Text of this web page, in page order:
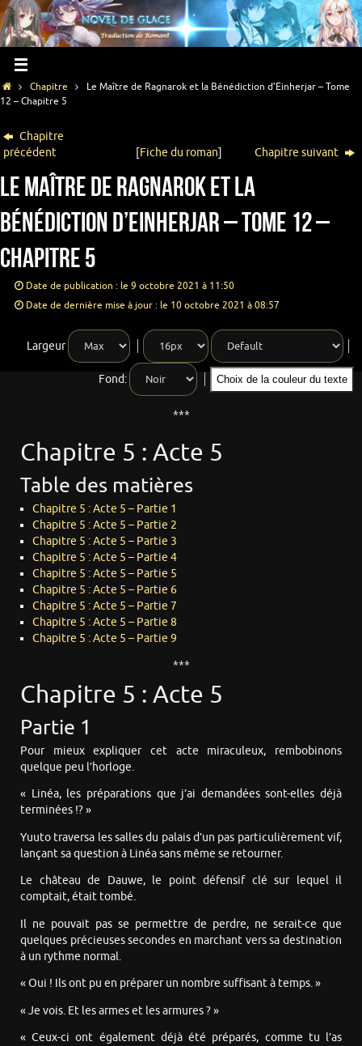
Chapitre
Le Maître de Ragnarok et la Bénédiction d’Einherjar – Tome
12 – Chapitre 5
Chapitre
précédent
[Fiche du roman] Chapitre suivant
Le Maître de Ragnarok et la
Bénédiction d’Einherjar – Tome 12 –
Chapitre 5
Date de publication : le 9 octobre 2021 à 11:50
Date de dernière mise à jour : le 10 octobre 2021 à 08:57
Largeur
Fond: Choix de la couleur du texte
***
Chapitre 5 : Acte 5
Table des matières
Chapitre 5 : Acte 5 – Partie 1
Chapitre 5 : Acte 5 – Partie 2
Chapitre 5 : Acte 5 – Partie 3
Chapitre 5 : Acte 5 – Partie 4
Chapitre 5 : Acte 5 – Partie 5
Chapitre 5 : Acte 5 – Partie 6
Chapitre 5 : Acte 5 – Partie 7
Chapitre 5 : Acte 5 – Partie 8
Chapitre 5 : Acte 5 – Partie 9
***
Chapitre 5 : Acte 5
Partie 1
Pour mieux expliquer cet acte miraculeux, rembobinons
quelque peu l’horloge.
« Linéa, les préparations que j’ai demandées sont-elles déjà
terminées !? »
Yuuto traversa les salles du palais d’un pas particulièrement vif,
lançant sa question à Linéa sans même se retourner.
Le château de Dauwe, le point défensif clé sur lequel il
comptait, était tombé.
Il ne pouvait pas se permettre de perdre, ne serait-ce que
quelques précieuses secondes en marchant vers sa destination
à un rythme normal.
« Oui ! Ils ont pu en préparer un nombre suffisant à temps. »
« Je vois. Et les armes et les armures ? »
« Ceux-ci ont également déjà été préparés, comme tu l’as